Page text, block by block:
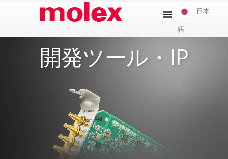
日本
語
開発ツール・IP